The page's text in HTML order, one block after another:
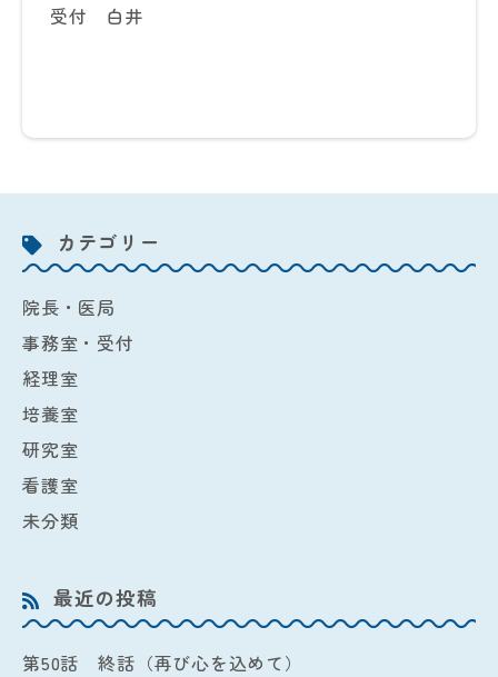
受付 白井
カテゴリー
院長・医局
事務室・受付
経理室
培養室
研究室
看護室
未分類
最近の投稿
第50話 終話（再び心を込めて）